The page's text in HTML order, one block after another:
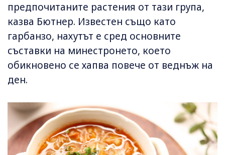
предпочитаните растения от тази група,
казва Бютнер. Известен също като
гарбанзо, нахутът е сред основните
съставки на минестронето, което
обикновено се хапва повече от веднъж на
ден.